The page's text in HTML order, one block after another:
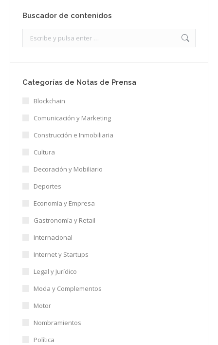
Buscador de contenidos
Categorías de Notas de Prensa
Blockchain
Comunicación y Marketing
Construcción e Inmobiliaria
Cultura
Decoración y Mobiliario
Deportes
Economía y Empresa
Gastronomía y Retail
Internacional
Internet y Startups
Legal y Jurídico
Moda y Complementos
Motor
Nombramientos
Política